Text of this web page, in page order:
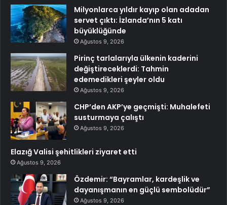
Milyonlarca yıldır kayıp olan adadan
servet çıktı: İzlanda’nın 5 katı
büyüklüğünde
Ağustos 9, 2026
Pirinç tarlalarıyla ülkenin kaderini
değiştireceklerdi: Tahmin
edemedikleri şeyler oldu
Ağustos 9, 2026
CHP’den AKP’ye geçmişti: Muhalefeti
susturmaya çalıştı
Ağustos 9, 2026
Elazığ Valisi şehitlikleri ziyaret etti
Ağustos 9, 2026
Özdemir: “Bayramlar, kardeşlik ve
dayanışmanın en güçlü sembolüdür”
Ağustos 9, 2026